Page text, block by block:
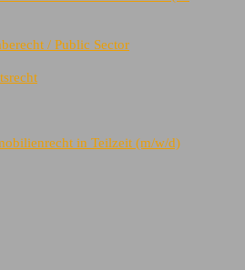
/ Public Sector
in Teilzeit (m/w/d)